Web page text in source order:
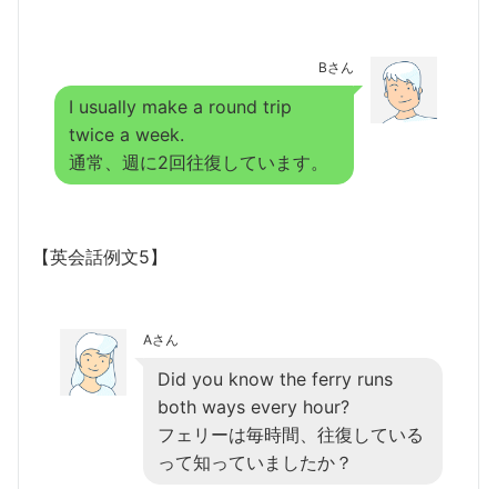
Bさん
I usually make a round trip
twice a week.
通常、週に2回往復しています。
【英会話例文5】
Aさん
Did you know the ferry runs
both ways every hour?
フェリーは毎時間、往復している
って知っていましたか？